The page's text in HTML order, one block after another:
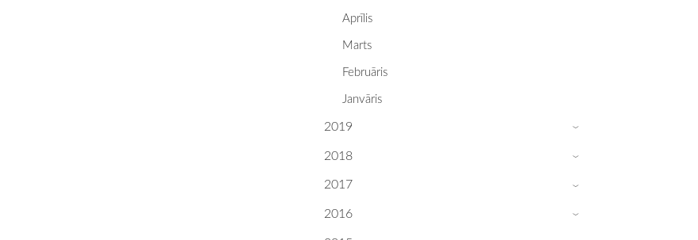
Aprīlis
Marts
Februāris
Janvāris
2019 ›
2018 ›
2017 ›
2016 ›